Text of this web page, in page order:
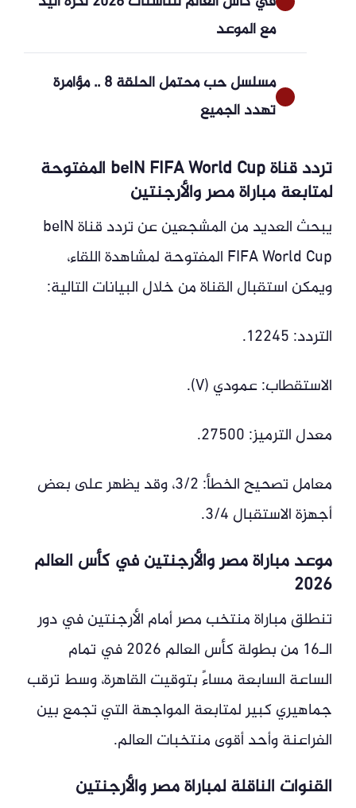
مع الموعد
مسلسل حب محتمل الحلقة 8 .. مؤامرة
تهدد الجميع
تردد قناة beIN FIFA World Cup المفتوحة
لمتابعة مباراة مصر والأرجنتين
يبحث العديد من المشجعين عن تردد قناة beIN
FIFA World Cup المفتوحة لمشاهدة اللقاء،
ويمكن استقبال القناة من خلال البيانات التالية:
التردد: 12245.
الاستقطاب: عمودي (V).
معدل الترميز: 27500.
معامل تصحيح الخطأ: 3/2، وقد يظهر على بعض
أجهزة الاستقبال 3/4.
موعد مباراة مصر والأرجنتين في كأس العالم
2026
تنطلق مباراة منتخب مصر أمام الأرجنتين في دور
الـ16 من بطولة كأس العالم 2026 في تمام
الساعة السابعة مساءً بتوقيت القاهرة، وسط ترقب
جماهيري كبير لمتابعة المواجهة التي تجمع بين
الفراعنة وأحد أقوى منتخبات العالم.
القنوات الناقلة لمباراة مصر والأرجنتين